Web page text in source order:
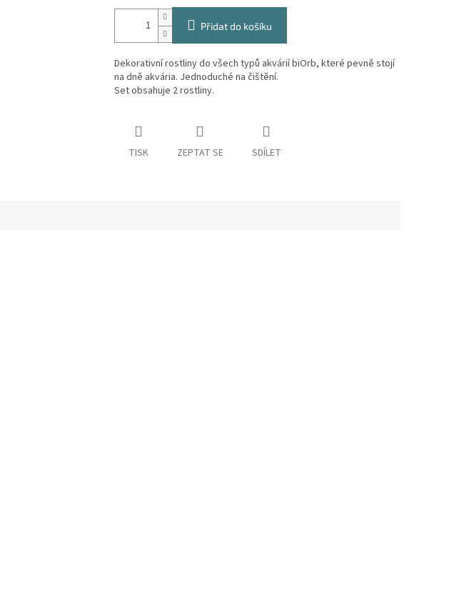
Přidat do košíku
Dekorativní rostliny do všech typů akvárií biOrb, které pevně stojí
na dně akvária. Jednoduché na čištění.
Set obsahuje 2 rostliny.
TISK ZEPTAT SE SDÍLET